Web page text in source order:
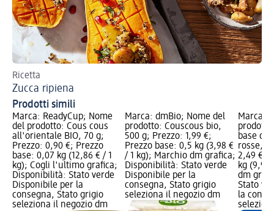
Ricetta
Zucca ripiena
Prodotti simili
Marca: ReadyCup; Nome
del prodotto: Cous cous
all'orientale BIO, 70 g;
Prezzo: 0,90 €; Prezzo
base: 0,07 kg (12,86 € / 1
kg); Cogli l'ultimo grafica;
Disponibilità: Stato verde
Disponibile per la
consegna, Stato grigio
seleziona il negozio dm
Marca: dmBio; Nome del
prodotto: Couscous bio,
500 g; Prezzo: 1,99 €;
Prezzo base: 0,5 kg (3,98 €
/ 1 kg); Marchio dm grafica;
Disponibilità: Stato verde
Disponibile per la
consegna, Stato grigio
seleziona il negozio dm
Marca:
base di
rosse,
2,49 €;
kg (9,96
dm
Stato
la